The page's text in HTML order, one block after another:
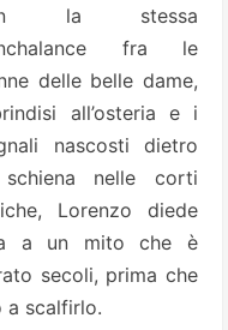
la stessa
fra le
delle belle dame,
all’osteria e i
nascosti dietro
nelle corti
Lorenzo diede
a un mito che è
secoli, prima che
a scalfirlo.